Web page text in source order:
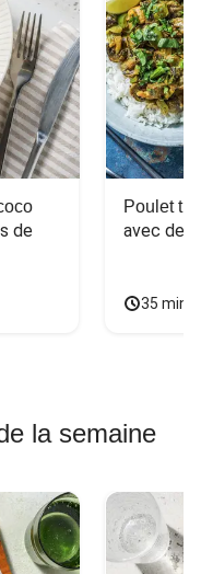
de
Poulet
avec des
35
la semaine